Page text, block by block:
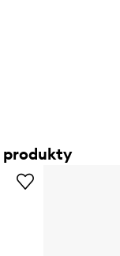
produkty